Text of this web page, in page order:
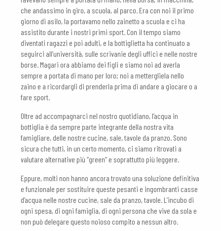
che andassimo in giro, a scuola, al parco. Era con noi il primo
giorno di asilo, la portavamo nello zainetto a scuola e ci ha
assistito durante i nostri primi sport. Con il tempo siamo
diventati ragazzi e poi adulti, e la bottiglietta ha continuato a
seguirci all’università, sulle scrivanie degli uffici e nelle nostre
borse. Magari ora abbiamo dei figli e siamo noi ad averla
sempre a portata di mano per loro; noi a mettergliela nello
zaino e a ricordargli di prenderla prima di andare a giocare o a
fare sport.
Oltre ad accompagnarci nel nostro quotidiano, l’acqua in
bottiglia è da sempre parte integrante della nostra vita
famigliare, delle nostre cucine, sale, tavole da pranzo. Sono
sicura che tutti, in un certo momento, ci siamo ritrovati a
valutare alternative più “green” e soprattutto più leggere.
Eppure, molti non hanno ancora trovato una soluzione definitiva
e funzionale per sostituire queste pesanti e ingombranti casse
d’acqua nelle nostre cucine, sale da pranzo, tavole. L’incubo di
ogni spesa, di ogni famiglia, di ogni persona che vive da sola e
non può delegare questo noioso compito a nessun altro.